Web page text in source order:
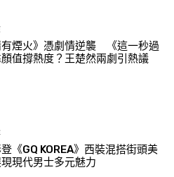
有煙火》憑劇情逆襲 《這一秒過
值撐熱度？王楚然兩劇引熱議
《GQ KOREA》西裝混搭街頭美
現代男士多元魅力